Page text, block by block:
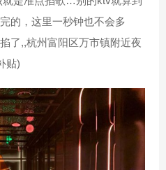
的，这里一秒钟也不会多
了,,杭州富阳区万市镇附近夜
贴)